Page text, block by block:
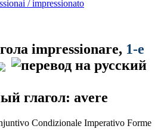
/ impressionato
impressionare, 1-е
глагол: avere
Condizionale Imperativo Forme